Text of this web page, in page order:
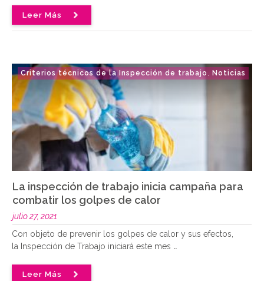
Leer Más
Criterios técnicos de la Inspección de trabajo , Noticias
La inspección de trabajo inicia campaña para
combatir los golpes de calor
julio 27, 2021
Con objeto de prevenir los golpes de calor y sus efectos,
la Inspección de Trabajo iniciará este mes ..
Leer Más